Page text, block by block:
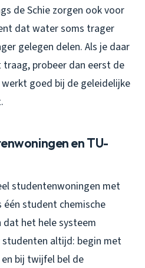
de Schie zorgen ook voor
dat water soms trager
gelegen delen. Als je daar
probeer dan eerst de
goed bij de geleidelijke
en TU-
studentenwoningen met
één student chemische
het hele systeem
studenten altijd: begin met
bij twijfel bel de